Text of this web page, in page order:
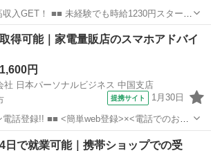
入GET！ ■■ 未経験でも時給1230円スタート
社員登用制度もあるので、ゆくゆくは社員に
社不要！カンタン電話登
長
得可能｜家電量販店のスマホアドバイ
円
社 日本パーソナルビジネス 中国支店
提携サイト 1月30日
話登録!! ■■ <簡単web登録>×<電話でのお仕
仕事探しが可能です♪ 基本情報を入力したら
でOK★ 営業、ラウンダー、事務のお仕事も
店長
日で就業可能｜携帯ショップでの受